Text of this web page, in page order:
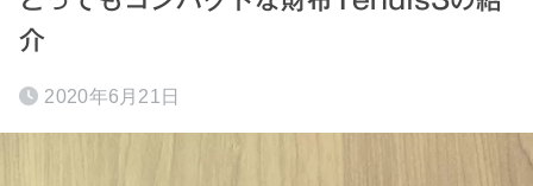
介
2020年6月21日